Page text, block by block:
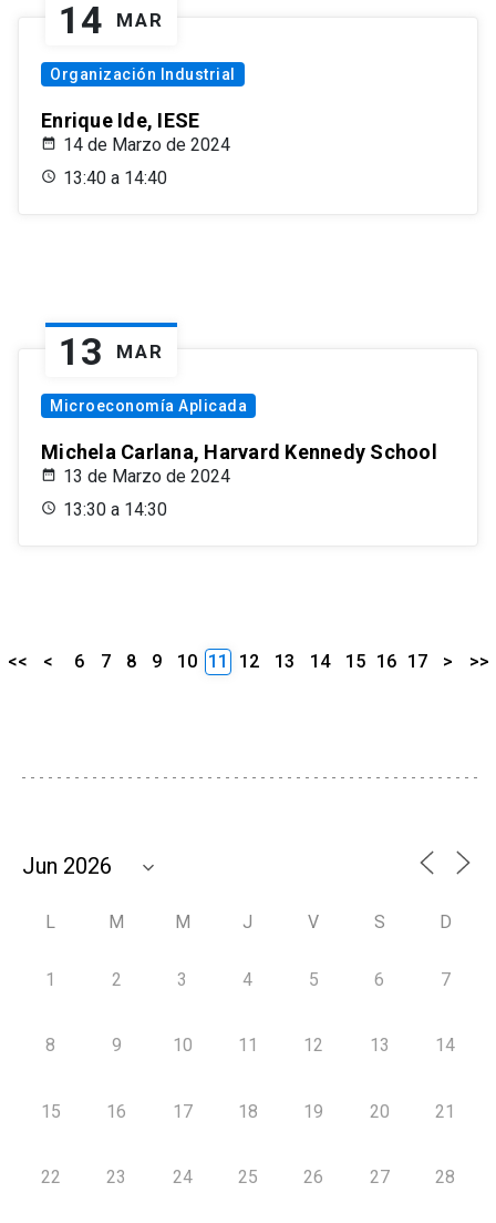
14 MAR
Organización Industrial
Enrique Ide, IESE
14 de Marzo de 2024
13:40 a 14:40
13 MAR
Microeconomía Aplicada
Michela Carlana, Harvard Kennedy School
13 de Marzo de 2024
13:30 a 14:30
<< < 6 7 8 9 10 11 12 13 14 15 16 17 > >>
L M M J V S D
1 2 3 4 5 6 7
8 9 10 11 12 13 14
15 16 17 18 19 20 21
22 23 24 25 26 27 28